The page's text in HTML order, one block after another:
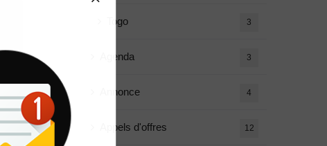
Togo 3
Agenda 3
Annonce 4
Appels d'offres 12